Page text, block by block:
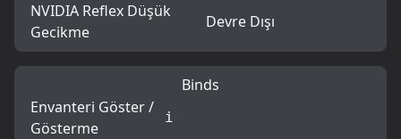
NVIDIA Reflex Düşük
Gecikme
Devre Dışı
Binds
Envanteri Göster /
Gösterme
i